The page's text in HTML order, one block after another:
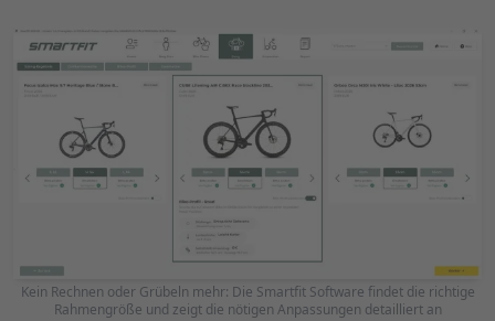
Kein Rechnen oder Grübeln mehr: Die Smartfit Software findet die richtige
Rahmengröße und zeigt die nötigen Anpassungen detailliert an